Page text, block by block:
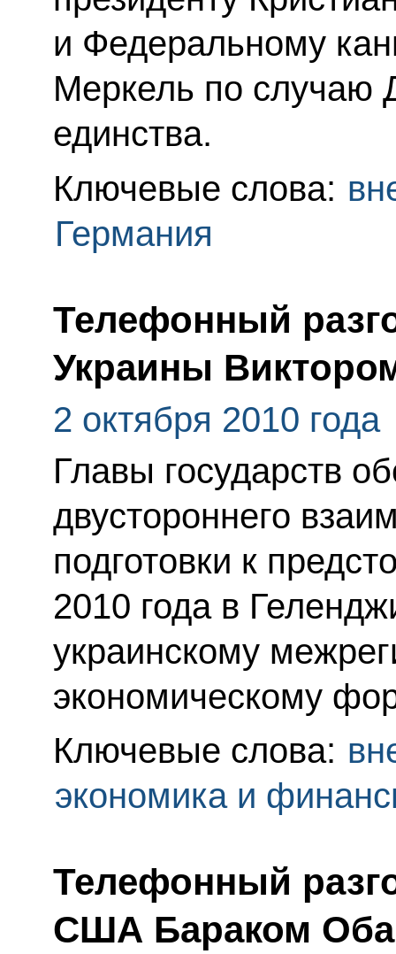
и Федеральному
Меркель по случаю
единства.
Ключевые слова:
Германия
Телефонный
Украины
2 октября 2010 года
Главы государств
двустороннего
подготовки к
2010 года в
украинскому
экономическому
Ключевые слова:
экономика и
Телефонный
США Бараком